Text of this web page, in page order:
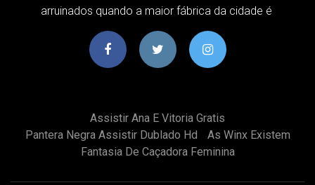
arruinados quando a maior fábrica da cidade é
Assistir Ana E Vitoria Gratis
Pantera Negra Assistir Dublado Hd
As Winx Existem
Fantasia De Caçadora Feminina